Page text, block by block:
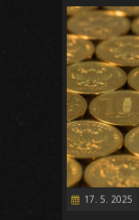
17. 5. 2025